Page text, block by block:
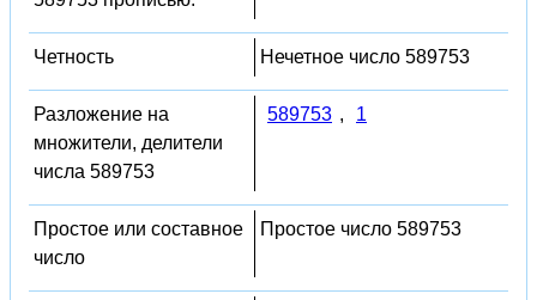
Четность Нечетное число 589753
Разложение на
множители, делители
числа 589753
589753 , 1
Простое или составное
число
Простое число 589753